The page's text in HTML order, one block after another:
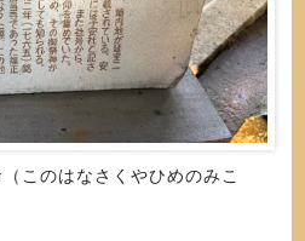
このはなさくやひめのみこ